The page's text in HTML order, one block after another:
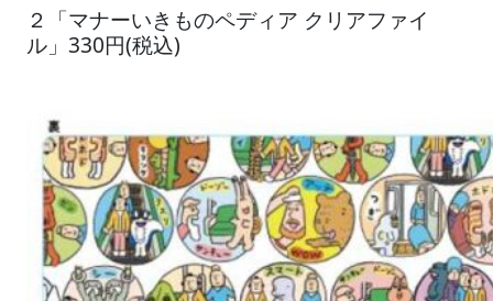
２「マナーいきものペディア クリアファイ
ル」330円(税込)